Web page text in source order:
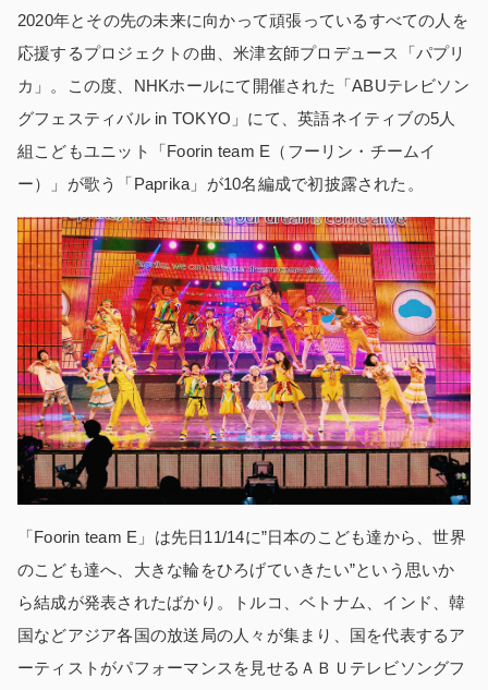
2020年とその先の未来に向かって頑張っているすべての人を
応援するプロジェクトの曲、米津玄師プロデュース「パプリ
カ」。この度、NHKホールにて開催された「ABUテレビソン
グフェスティバル in TOKYO」にて、英語ネイティブの5人
組こどもユニット「Foorin team E（フーリン・チームイ
ー）」が歌う「Paprika」が10名編成で初披露された。
「Foorin team E」は先日11/14に”日本のこども達から、世界
のこども達へ、大きな輪をひろげていきたい”という思いか
ら結成が発表されたばかり。トルコ、ベトナム、インド、韓
国などアジア各国の放送局の人々が集まり、国を代表するア
ーティストがパフォーマンスを見せるＡＢＵテレビソングフ